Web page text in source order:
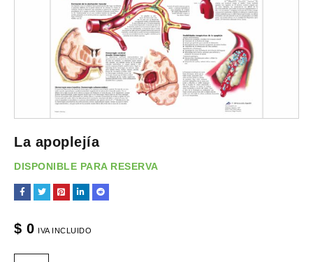
La apoplejía
DISPONIBLE PARA RESERVA
$ 0 IVA INCLUIDO